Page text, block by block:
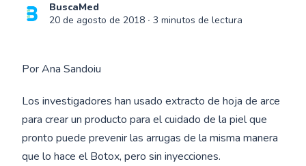
BuscaMed
20 de agosto de 2018 ∙ 3 minutos de lectura
Por Ana Sandoiu
Los investigadores han usado extracto de hoja de arce
para crear un producto para el cuidado de la piel que
pronto puede prevenir las arrugas de la misma manera
que lo hace el Botox, pero sin inyecciones.